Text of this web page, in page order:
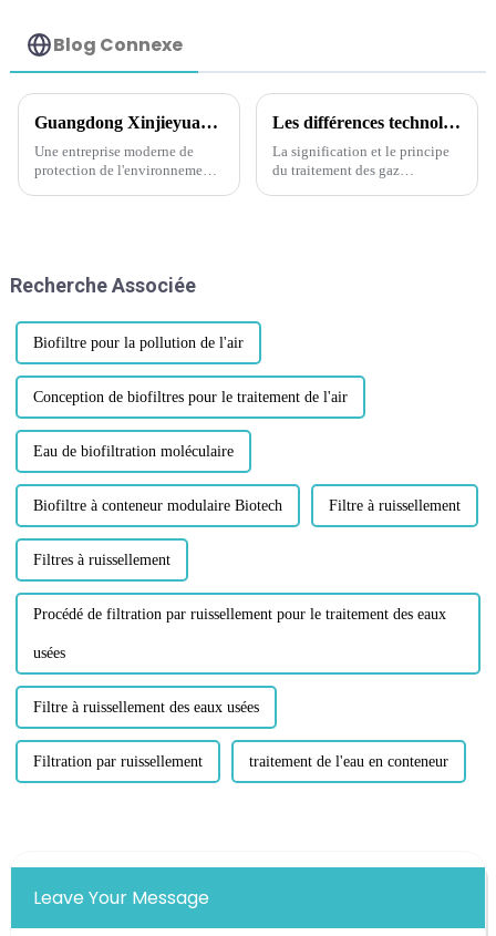
Blog Connexe
Guangdong Xinjieyuan Environmental Protection Technology Co., Ltd
Une entreprise moderne de
protection de l'environnement
Les différences technologiques entre RCO et RTO dans le traitement des gaz d'échappement
La signification et le principe
du traitement des gaz
Recherche Associée
Biofiltre pour la pollution de l'air
Conception de biofiltres pour le traitement de l'air
Eau de biofiltration moléculaire
Biofiltre à conteneur modulaire Biotech Filtre à ruissellement
Filtres à ruissellement
Procédé de filtration par ruissellement pour le traitement des eaux
usées
Filtre à ruissellement des eaux usées
Filtration par ruissellement traitement de l'eau en conteneur
Leave Your Message